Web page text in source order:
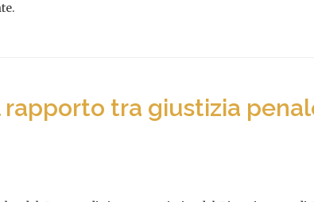
tra giustizia